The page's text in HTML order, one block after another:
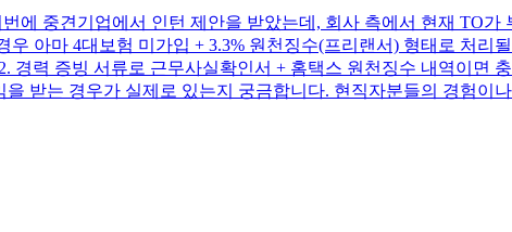
에 중견기업에서 인턴 제안을 받았는데, 회사 측에서 현재 TO
아마 4대보험 미가입 + 3.3% 원천징수(프리랜서) 형태로 처리
경력 증빙 서류로 근무사실확인서 + 홈택스 원천징수 내역이면
받는 경우가 실제로 있는지 궁금합니다. 현직자분들의 경험이